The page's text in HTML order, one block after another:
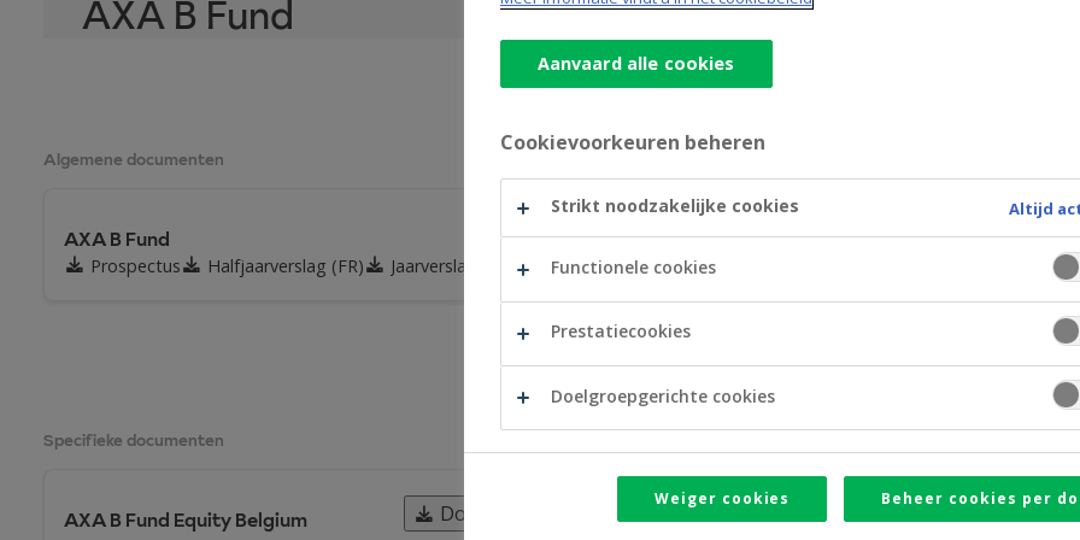
AXA B Fund
Algemene documenten
AXA B Fund
Prospectus
Halfjaarverslag (FR) Jaarverslag (FR)
Specifieke documenten
AXA B Fund Equity Belgium Download de bestanden
Aanvaard alle cookies
Cookievoorkeuren beheren
Strikt noodzakelijke cookies Altijd
Functionele cookies
Prestatiecookies
Doelgroepgerichte cookies
Weiger cookies Beheer cookies per